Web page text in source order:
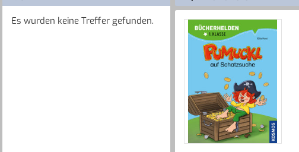
Es wurden keine Treffer gefunden.